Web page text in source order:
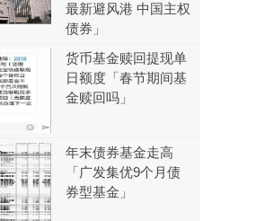
最新避风港 中国主权
债券」
货币基金赎回提现单
日额度「春节期间基
金赎回吗」
年末债券基金走高
「广发集优9个月债
券型基金」